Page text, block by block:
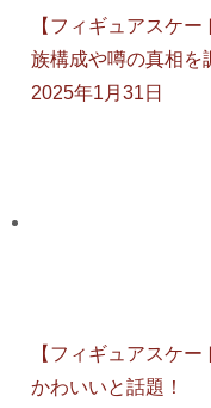
【フィギュアスケ
族構成や噂の真相を
2025年1月31日
【フィギュアスケ
かわいいと話題！